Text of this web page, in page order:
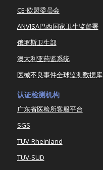
CE-欧盟委员会
ANVISA巴西国家卫生监督署
俄罗斯卫生部
澳大利亚药监系统
医械不良事件全球监测数据库
认证检测机构
广东省医检所客服平台
SGS
TUV-Rheinland
TUV-SUD